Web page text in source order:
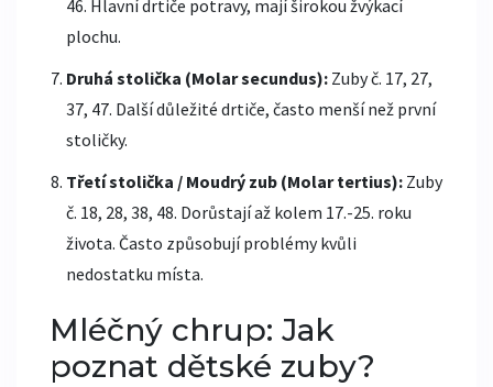
46. Hlavní drtiče potravy, mají širokou žvýkací
plochu.
Druhá stolička (Molar secundus): Zuby č. 17, 27,
37, 47. Další důležité drtiče, často menší než první
stoličky.
Třetí stolička / Moudrý zub (Molar tertius): Zuby
č. 18, 28, 38, 48. Dorůstají až kolem 17.-25. roku
života. Často způsobují problémy kvůli
nedostatku místa.
Mléčný chrup: Jak
poznat dětské zuby?